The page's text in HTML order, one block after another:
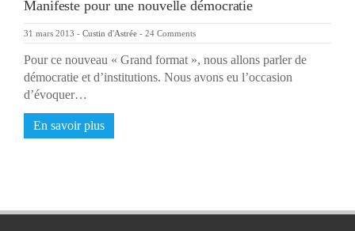
Manifeste pour une nouvelle démocratie
31 mars 2013 - Custin d'Astrée - 24 Comments
Pour ce nouveau « Grand format », nous allons parler de
démocratie et d’institutions. Nous avons eu l’occasion
d’évoquer…
En savoir plus